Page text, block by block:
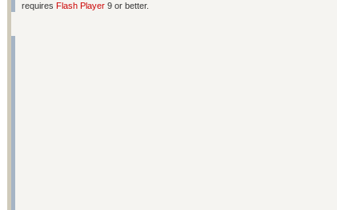
requires Flash Player 9 or better.